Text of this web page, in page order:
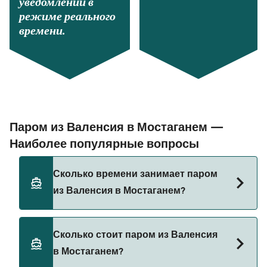
режиме реального
времени.
Паром из Валенсия в Мостаганем —
Наиболее популярные вопросы
Сколько времени занимает паром
из Валенсия в Мостаганем?
Мостаганем составляет примерно 13 ч 30 мин.
Длительность рейса может меняться в
Сколько стоит паром из Валенсия
в Мостаганем?